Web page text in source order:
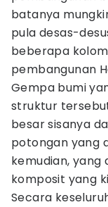
batanya
pula desas-
beberapa
pembangunan
Gempa bumi
struktur
besar sisanya
potongan yang
kemudian,
komposit yang
Secara